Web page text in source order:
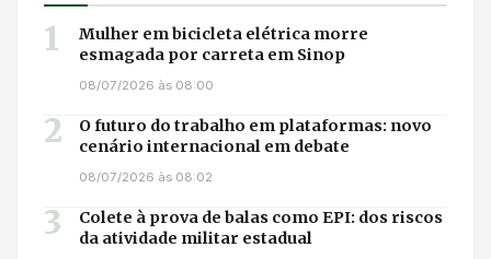
1
Mulher em bicicleta elétrica morre
esmagada por carreta em Sinop
08/07/2026 às 08:00
2
O futuro do trabalho em plataformas: novo
cenário internacional em debate
08/07/2026 às 08:02
3
Colete à prova de balas como EPI: dos riscos
da atividade militar estadual